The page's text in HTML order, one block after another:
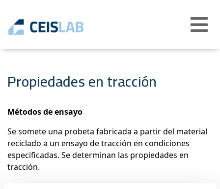
Abrir
menú
Propiedades en tracción
Métodos de ensayo
Se somete una probeta fabricada a partir del material
reciclado a un ensayo de tracción en condiciones
especificadas. Se determinan las propiedades en
tracción.